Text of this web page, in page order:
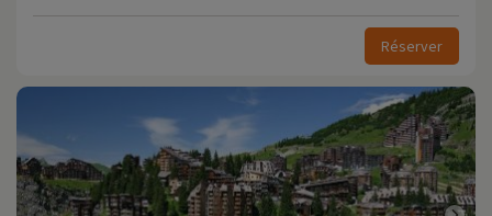
Réserver